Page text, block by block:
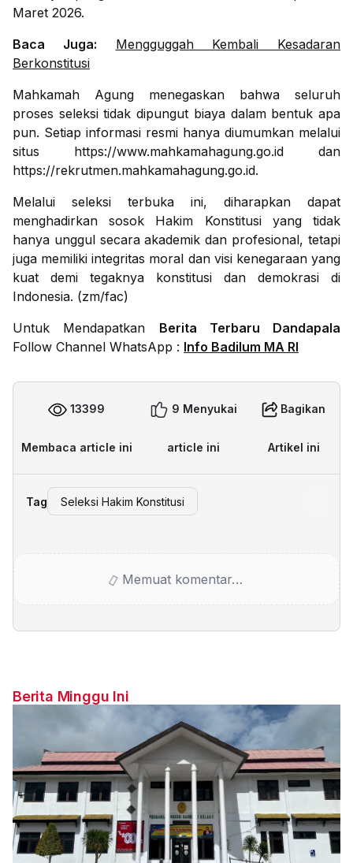
Maret 2026.
Baca Juga:
Mengguggah Kembali Kesadaran
Berkonstitusi
Mahkamah Agung menegaskan bahwa seluruh
proses seleksi tidak dipungut biaya dalam bentuk apa
pun. Setiap informasi resmi hanya diumumkan melalui
situs https://www.mahkamahagung.go.id dan
https://rekrutmen.mahkamahagung.go.id.
Melalui seleksi terbuka ini, diharapkan dapat
menghadirkan sosok Hakim Konstitusi yang tidak
hanya unggul secara akademik dan profesional, tetapi
juga memiliki integritas moral dan visi kenegaraan yang
kuat demi tegaknya konstitusi dan demokrasi di
Indonesia. (zm/fac)
Untuk Mendapatkan Berita Terbaru Dandapala
Follow Channel WhatsApp : Info Badilum MA RI
13399
Membaca article ini
9 Menyukai
article ini
Bagikan
Artikel ini
Tag Seleksi Hakim Konstitusi
Memuat komentar…
Berita Minggu Ini